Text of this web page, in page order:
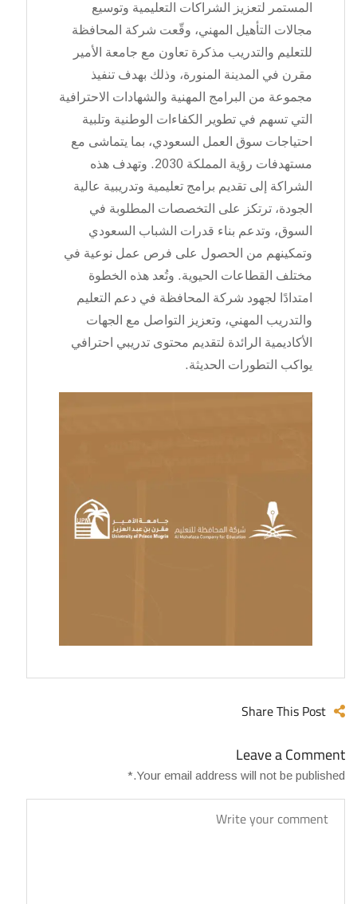
المستمر لتعزيز الشراكات التعليمية وتوسيع
مجالات التأهيل المهني، وقّعت شركة المحافظة
للتعليم والتدريب مذكرة تعاون مع جامعة الأمير
مقرن في المدينة المنورة، وذلك بهدف تنفيذ
مجموعة من البرامج المهنية والشهادات الاحترافية
التي تسهم في تطوير الكفاءات الوطنية وتلبية
احتياجات سوق العمل السعودي، بما يتماشى مع
مستهدفات رؤية المملكة 2030. وتهدف هذه
الشراكة إلى تقديم برامج تعليمية وتدريبية عالية
الجودة، ترتكز على التخصصات المطلوبة في
السوق، وتدعم بناء قدرات الشباب السعودي
وتمكينهم من الحصول على فرص عمل نوعية في
مختلف القطاعات الحيوية. وتُعد هذه الخطوة
امتدادًا لجهود شركة المحافظة في دعم التعليم
والتدريب المهني، وتعزيز التواصل مع الجهات
الأكاديمية الرائدة لتقديم محتوى تدريبي احترافي
يواكب التطورات الحديثة.
Share This Post
Leave a Comment
Your email address will not be published.
*